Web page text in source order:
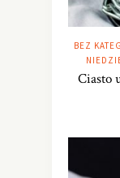
BEZ
Ciasto